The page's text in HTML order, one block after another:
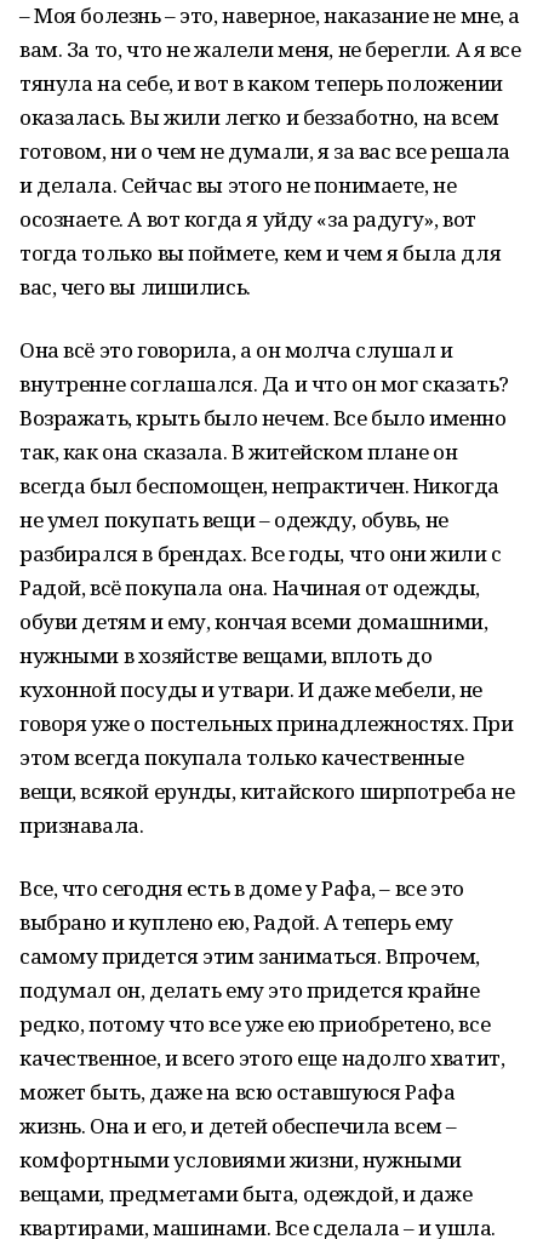
– Моя болезнь – это, наверное, наказание не мне, а
вам. За то, что не жалели меня, не берегли. А я все
тянула на себе, и вот в каком теперь положении
оказалась. Вы жили легко и беззаботно, на всем
готовом, ни о чем не думали, я за вас все решала
и делала. Сейчас вы этого не понимаете, не
осознаете. А вот когда я уйду «за радугу», вот
тогда только вы поймете, кем и чем я была для
вас, чего вы лишились.
Она всё это говорила, а он молча слушал и
внутренне соглашался. Да и что он мог сказать?
Возражать, крыть было нечем. Все было именно
так, как она сказала. В житейском плане он
всегда был беспомощен, непрактичен. Никогда
не умел покупать вещи – одежду, обувь, не
разбирался в брендах. Все годы, что они жили с
Радой, всё покупала она. Начиная от одежды,
обуви детям и ему, кончая всеми домашними,
нужными в хозяйстве вещами, вплоть до
кухонной посуды и утвари. И даже мебели, не
говоря уже о постельных принадлежностях. При
этом всегда покупала только качественные
вещи, всякой ерунды, китайского ширпотреба не
признавала.
Все, что сегодня есть в доме у Рафа, – все это
выбрано и куплено ею, Радой. А теперь ему
самому придется этим заниматься. Впрочем,
подумал он, делать ему это придется крайне
редко, потому что все уже ею приобретено, все
качественное, и всего этого еще надолго хватит,
может быть, даже на всю оставшуюся Рафа
жизнь. Она и его, и детей обеспечила всем –
комфортными условиями жизни, нужными
вещами, предметами быта, одеждой, и даже
квартирами, машинами. Все сделала – и ушла.